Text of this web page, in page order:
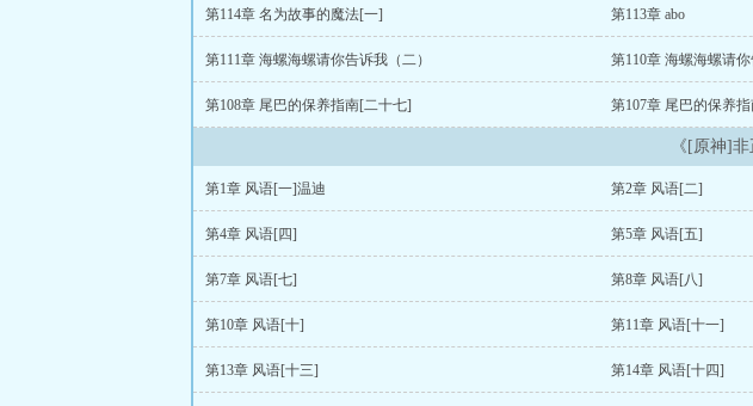
第114章 名为故事的魔法[一] 第113章 abo
第111章 海螺海螺请你告诉我（二） 第110章 海螺海螺请
第108章 尾巴的保养指南[二十七] 第107章 尾巴的保养
《[原神]
第1章 风语[一]温迪 第2章 风语[二]
第4章 风语[四] 第5章 风语[五]
第7章 风语[七] 第8章 风语[八]
第10章 风语[十] 第11章 风语[十一]
第13章 风语[十三] 第14章 风语[十四]